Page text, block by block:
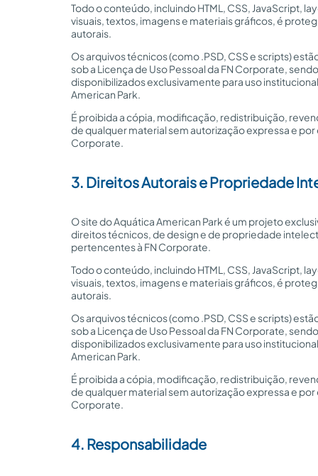
Todo o conteúdo, incluindo HTML, CSS, JavaScript,
visuais, textos, imagens e materiais gráficos, é
autorais.
Os arquivos técnicos (como .PSD, CSS e scripts)
sob a Licença de Uso Pessoal da FN Corporate, sendo
disponibilizados exclusivamente para uso
American Park.
É proibida a cópia, modificação, redistribuição,
de qualquer material sem autorização expressa e por
Corporate.
3. Direitos Autorais e Propriedade
O site do Aquática American Park é um projeto
direitos técnicos, de design e de propriedade
pertencentes à FN Corporate.
Todo o conteúdo, incluindo HTML, CSS, JavaScript,
visuais, textos, imagens e materiais gráficos, é
autorais.
Os arquivos técnicos (como .PSD, CSS e scripts)
sob a Licença de Uso Pessoal da FN Corporate, sendo
disponibilizados exclusivamente para uso
American Park.
É proibida a cópia, modificação, redistribuição,
de qualquer material sem autorização expressa e por
Corporate.
4. Responsabilidade